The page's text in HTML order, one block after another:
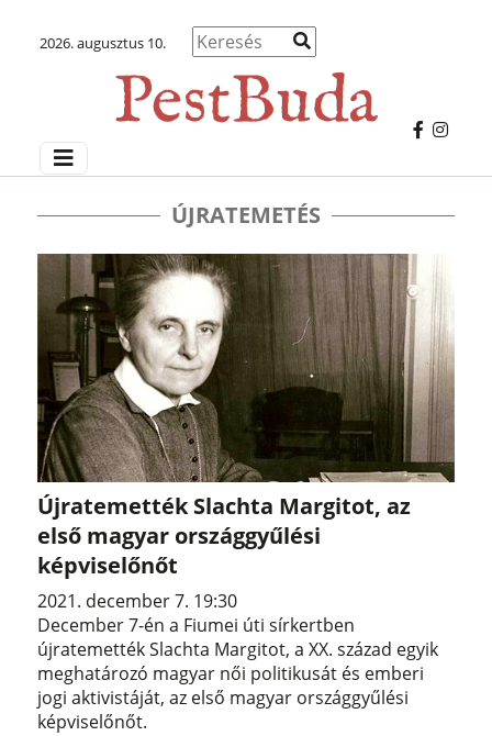
2026. augusztus 10.
ÚJRATEMETÉS
Újratemették Slachta Margitot, az
első magyar országgyűlési
képviselőnőt
2021. december 7. 19:30
December 7-én a Fiumei úti sírkertben
újratemették Slachta Margitot, a XX. század egyik
meghatározó magyar női politikusát és emberi
jogi aktivistáját, az első magyar országgyűlési
képviselőnőt.